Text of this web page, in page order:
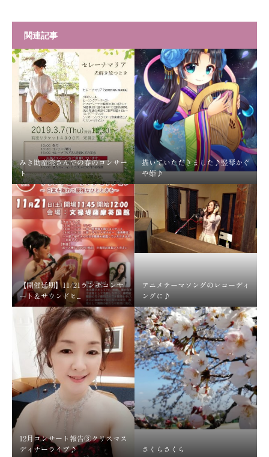
関連記事
みき助産院さんでの春のコンサー
ト
描いていただきました♪竪琴かぐ
や姫♪
【開催延期】11/21ランチコンサ
ート＆サウンドヒ...
アニメテーマソングのレコーディ
ングに♪
12月コンサート報告③クリスマス
ディナーライブ♪
さくらさくら